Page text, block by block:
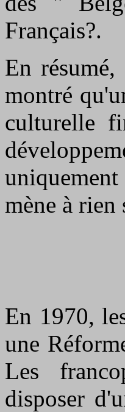
Français?.
En
montré
culturelle
mène à rien
En 1970,
une
Les
disposer